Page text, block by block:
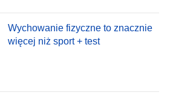
Wychowanie fizyczne to znacznie
więcej niż sport + test